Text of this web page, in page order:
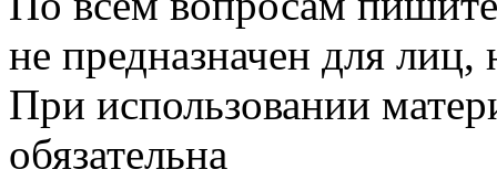
не предназначен для
При использовании
обязательна